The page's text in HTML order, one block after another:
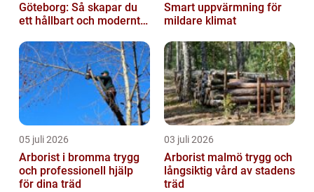
Göteborg: Så skapar du
ett hållbart och modernt
Smart uppvärmning för
mildare klimat
05 juli 2026
Arborist i bromma trygg
och professionell hjälp
för dina träd
03 juli 2026
Arborist malmö trygg och
långsiktig vård av stadens
träd